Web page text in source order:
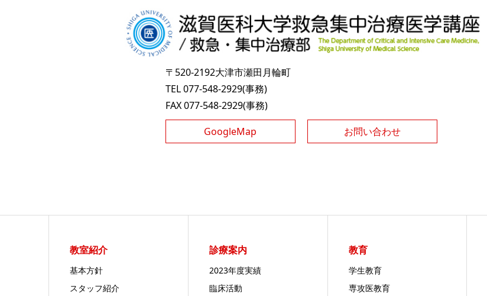
〒520-2192大津市瀬田月輪町
TEL 077-548-2929(事務)
FAX 077-548-2929(事務)
GoogleMap
お問い合わせ
教室紹介
基本方針
スタッフ紹介
診療案内
2023年度実績
臨床活動
教育
学生教育
専攻医教育